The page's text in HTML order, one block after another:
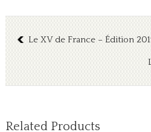
Le XV de France – Édition
Related Products